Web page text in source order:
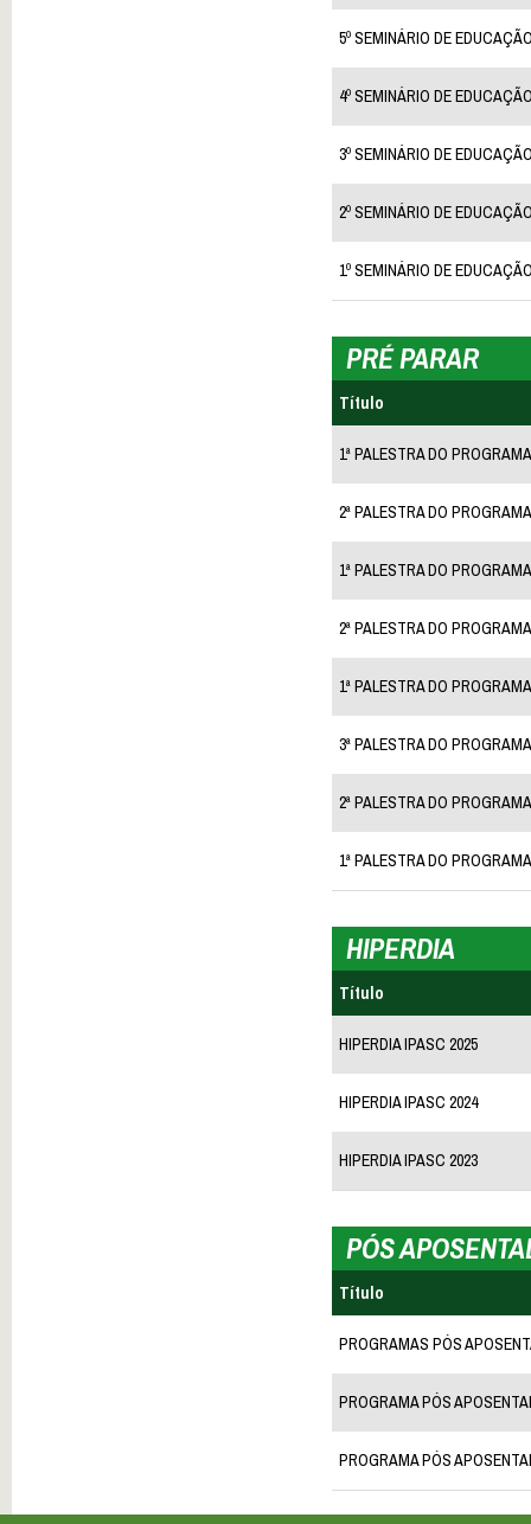
5º SEMINÁRIO DE
4º SEMINÁRIO DE
3º SEMINÁRIO DE
2º SEMINÁRIO DE
1º SEMINÁRIO DE
PRÉ PARAR
Título
1ª PALESTRA DO
2ª PALESTRA DO
1ª PALESTRA DO
2ª PALESTRA DO
1ª PALESTRA DO
3ª PALESTRA DO
2ª PALESTRA DO
1ª PALESTRA DO
HIPERDIA
Título
HIPERDIA IPASC 2025
HIPERDIA IPASC 2024
HIPERDIA IPASC 2023
PÓS
Título
PROGRAMAS PÓS
PROGRAMA PÓS
PROGRAMA PÓS